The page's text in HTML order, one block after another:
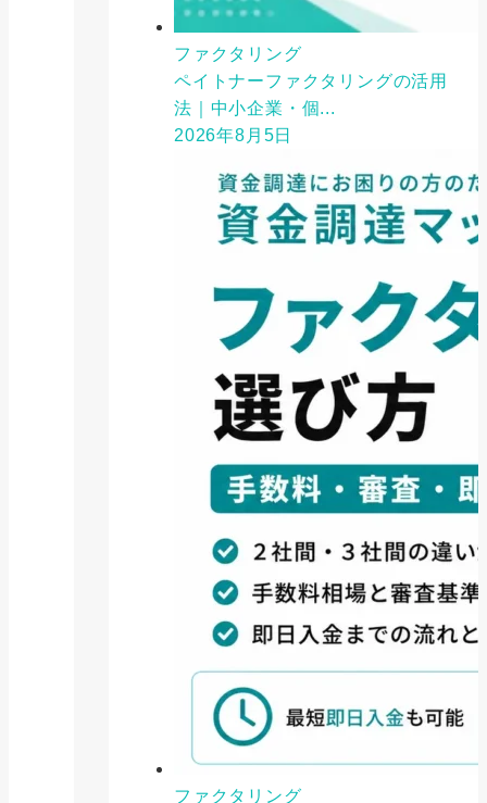
ファクタリング
ペイトナーファクタリングの活用
法｜中小企業・個...
2026年8月5日
ファクタリング